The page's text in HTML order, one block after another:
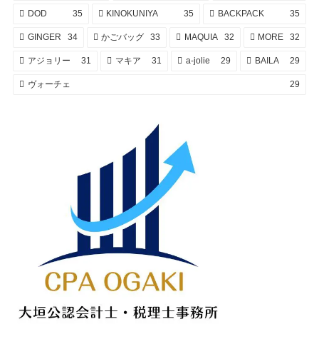
DOD 35 KINOKUNIYA 35 BACKPACK 35
GINGER 34 かごバッグ 33 MAQUIA 32 MORE 32
アジョリー 31 マキア 31 a-jolie 29 BAILA 29
ヴォーチェ 29